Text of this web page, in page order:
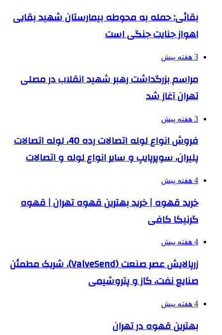
بقائی: حمله به محوطه بیمارستان شهید بقایی
اهواز جنایت جنگی است
3 هفته پیش
مراسم بزرگداشت رهبر شهید انقلاب در مصلی
تهران آغاز شد
3 هفته پیش
فروش انواع لوله اتصالات رده 40، لوله اتصالات
پلیران، سوپرپایپ و سایر انواع لوله و اتصالات
4 هفته پیش
خرید قهوه | خرید بهترین قهوه تهران | قهوه
گرنیکا کافی
4 هفته پیش
زرپالایش عصر صنعت (ValveSend)، شریک مطمئن
صنایع نفت، گاز و پتروشیمی
4 هفته پیش
بهترین قهوه در تهران